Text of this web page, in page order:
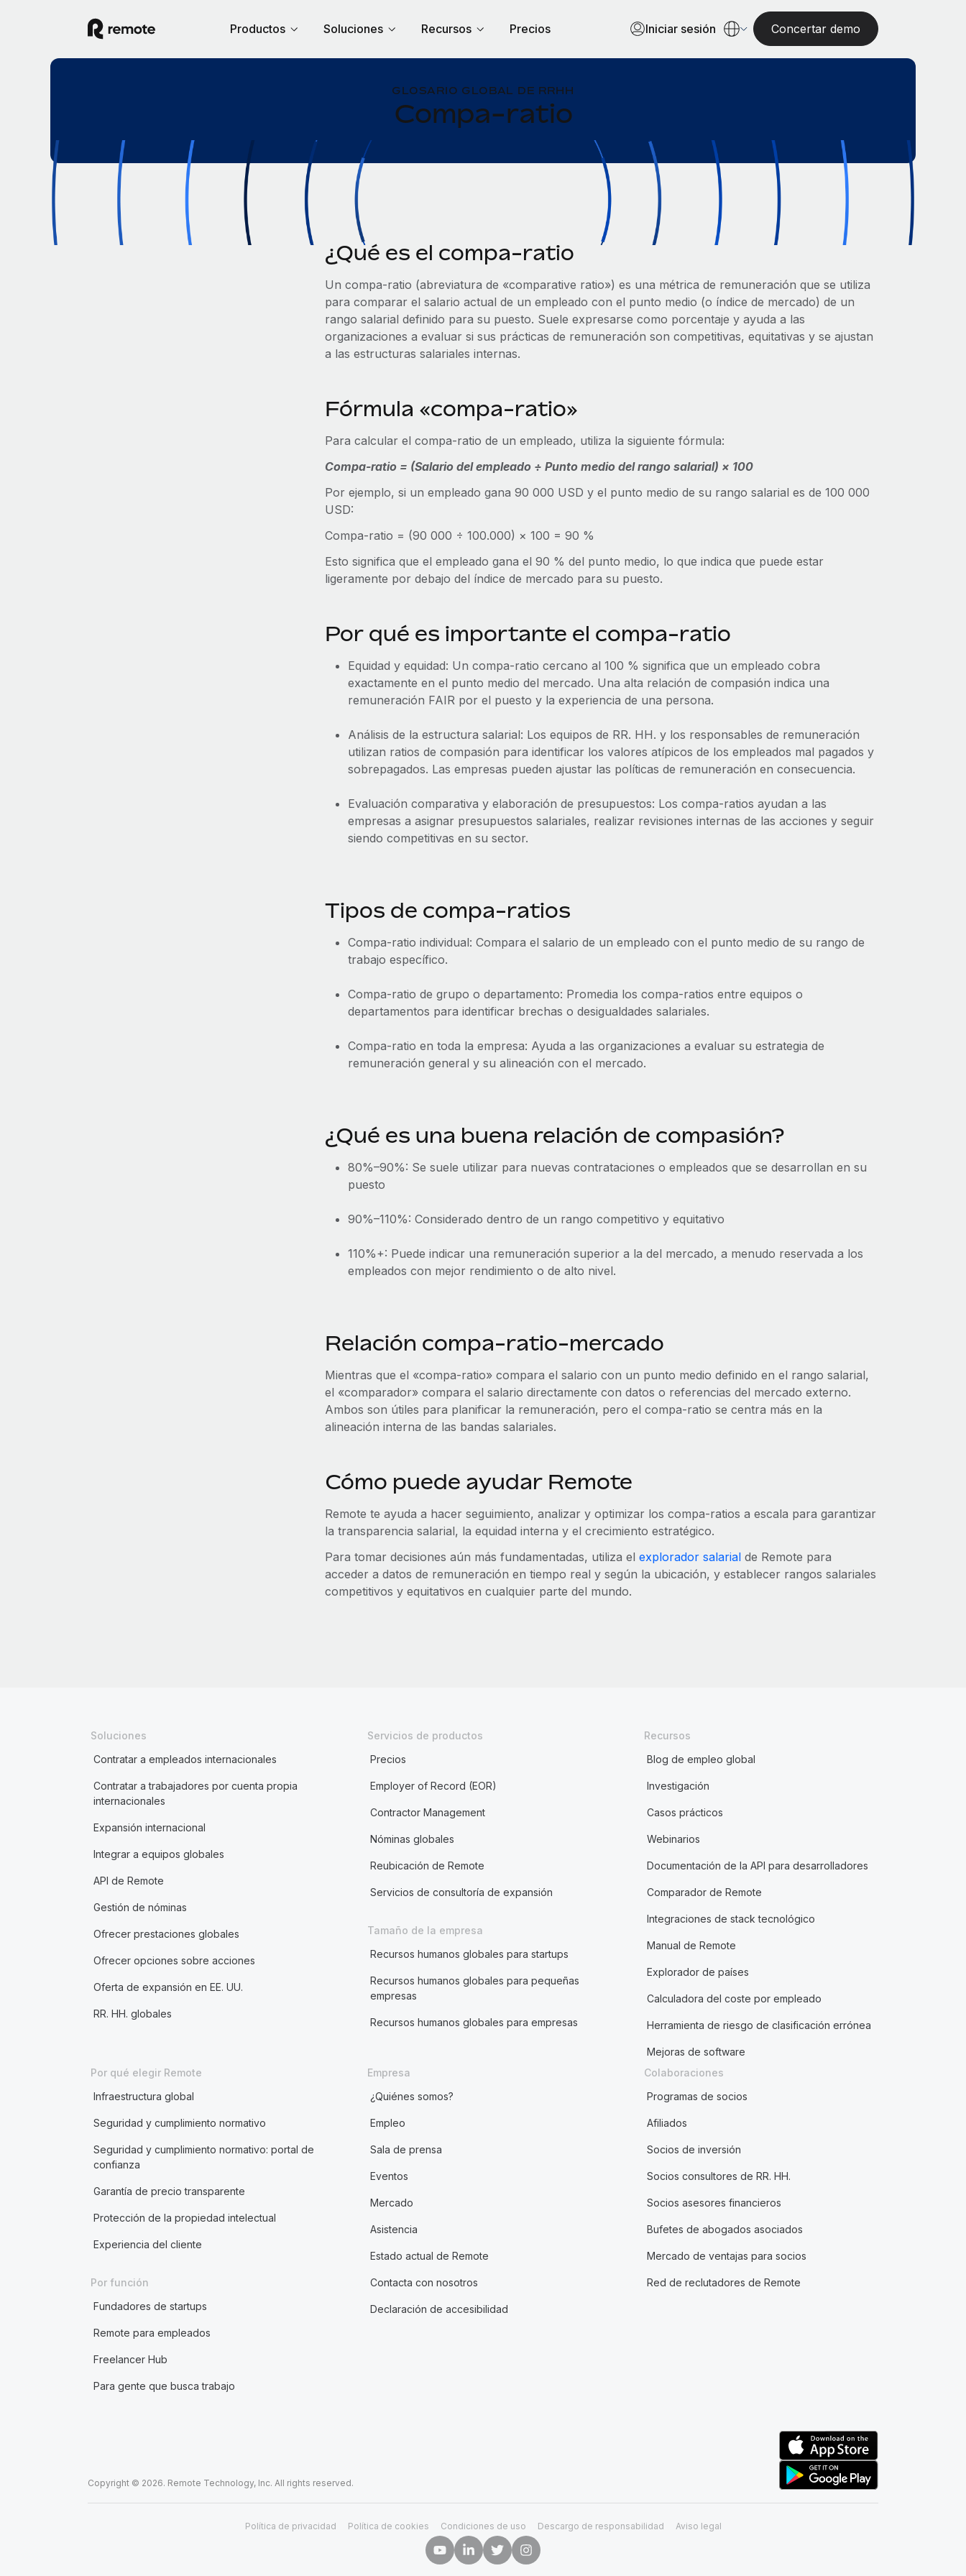
Productos Soluciones Recursos Precios Iniciar sesión Concertar demo
GLOSARIO GLOBAL DE RRHH
Compa-ratio
¿Qué es el compa-ratio
Un compa-ratio (abreviatura de «comparative ratio») es una métrica de remuneración que se utiliza
para comparar el salario actual de un empleado con el punto medio (o índice de mercado) de un
rango salarial definido para su puesto. Suele expresarse como porcentaje y ayuda a las
organizaciones a evaluar si sus prácticas de remuneración son competitivas, equitativas y se ajustan
a las estructuras salariales internas.
Fórmula «compa-ratio»
Para calcular el compa-ratio de un empleado, utiliza la siguiente fórmula:
Compa-ratio = (Salario del empleado ÷ Punto medio del rango salarial) × 100
Por ejemplo, si un empleado gana 90 000 USD y el punto medio de su rango salarial es de 100 000
USD:
Compa-ratio = (90 000 ÷ 100.000) × 100 = 90 %
Esto significa que el empleado gana el 90 % del punto medio, lo que indica que puede estar
ligeramente por debajo del índice de mercado para su puesto.
Por qué es importante el compa-ratio
Equidad y equidad: Un compa-ratio cercano al 100 % significa que un empleado cobra
exactamente en el punto medio del mercado. Una alta relación de compasión indica una
remuneración FAIR por el puesto y la experiencia de una persona.
Análisis de la estructura salarial: Los equipos de RR. HH. y los responsables de remuneración
utilizan ratios de compasión para identificar los valores atípicos de los empleados mal pagados y
sobrepagados. Las empresas pueden ajustar las políticas de remuneración en consecuencia.
Evaluación comparativa y elaboración de presupuestos: Los compa-ratios ayudan a las
empresas a asignar presupuestos salariales, realizar revisiones internas de las acciones y seguir
siendo competitivas en su sector.
Tipos de compa-ratios
Compa-ratio individual: Compara el salario de un empleado con el punto medio de su rango de
trabajo específico.
Compa-ratio de grupo o departamento: Promedia los compa-ratios entre equipos o
departamentos para identificar brechas o desigualdades salariales.
Compa-ratio en toda la empresa: Ayuda a las organizaciones a evaluar su estrategia de
remuneración general y su alineación con el mercado.
¿Qué es una buena relación de compasión?
80%–90%: Se suele utilizar para nuevas contrataciones o empleados que se desarrollan en su
puesto
90%–110%: Considerado dentro de un rango competitivo y equitativo
110%+: Puede indicar una remuneración superior a la del mercado, a menudo reservada a los
empleados con mejor rendimiento o de alto nivel.
Relación compa-ratio-mercado
Mientras que el «compa-ratio» compara el salario con un punto medio definido en el rango salarial,
el «comparador» compara el salario directamente con datos o referencias del mercado externo.
Ambos son útiles para planificar la remuneración, pero el compa-ratio se centra más en la
alineación interna de las bandas salariales.
Cómo puede ayudar Remote
Remote te ayuda a hacer seguimiento, analizar y optimizar los compa-ratios a escala para garantizar
la transparencia salarial, la equidad interna y el crecimiento estratégico.
Para tomar decisiones aún más fundamentadas, utiliza el explorador salarialde Remote para
acceder a datos de remuneración en tiempo real y según la ubicación, y establecer rangos salariales
competitivos y equitativos en cualquier parte del mundo.
Soluciones
Contratar a empleados internacionales
Contratar a trabajadores por cuenta propia
internacionales
Expansión internacional
Integrar a equipos globales
API de Remote
Gestión de nóminas
Ofrecer prestaciones globales
Ofrecer opciones sobre acciones
Oferta de expansión en EE. UU.
RR. HH. globales
Servicios de productos
Precios
Employer of Record (EOR)
Contractor Management
Nóminas globales
Reubicación de Remote
Servicios de consultoría de expansión
Tamaño de la empresa
Recursos humanos globales para startups
Recursos humanos globales para pequeñas
empresas
Recursos humanos globales para empresas
Recursos
Blog de empleo global
Investigación
Casos prácticos
Webinarios
Documentación de la API para desarrolladores
Comparador de Remote
Integraciones de stack tecnológico
Manual de Remote
Explorador de países
Calculadora del coste por empleado
Herramienta de riesgo de clasificación errónea
Mejoras de software
Por qué elegir Remote
Infraestructura global
Seguridad y cumplimiento normativo
Seguridad y cumplimiento normativo: portal de
confianza
Garantía de precio transparente
Protección de la propiedad intelectual
Experiencia del cliente
Por función
Fundadores de startups
Remote para empleados
Freelancer Hub
Para gente que busca trabajo
Empresa
¿Quiénes somos?
Empleo
Sala de prensa
Eventos
Mercado
Asistencia
Estado actual de Remote
Contacta con nosotros
Declaración de accesibilidad
Colaboraciones
Programas de socios
Afiliados
Socios de inversión
Socios consultores de RR. HH.
Socios asesores financieros
Bufetes de abogados asociados
Mercado de ventajas para socios
Red de reclutadores de Remote
Copyright © 2026. Remote Technology, Inc. All rights reserved.
Política de privacidad Política de cookies Condiciones de uso Descargo de responsabilidad Aviso legal